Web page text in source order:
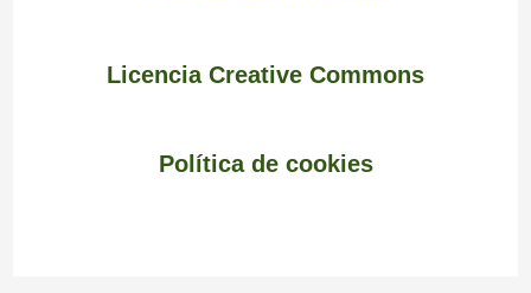
Licencia Creative Commons
Política de cookies